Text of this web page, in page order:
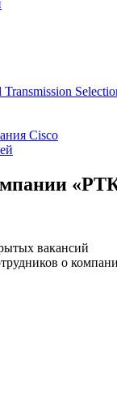
Cisco
вакансий
о